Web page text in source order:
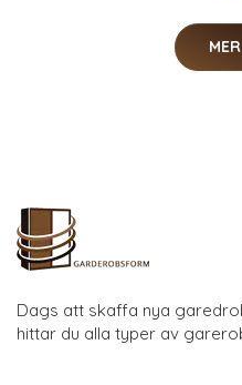
Dags att skaffa nya
hittar du alla typer av